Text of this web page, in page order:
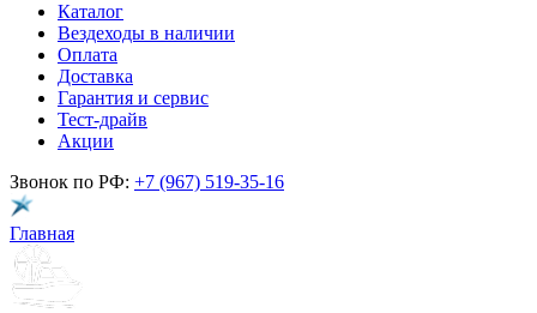
Каталог
Вездеходы в наличии
Оплата
Доставка
Гарантия и сервис
Тест-драйв
Акции
Звонок по РФ: +7 (967) 519-35-16
Главная